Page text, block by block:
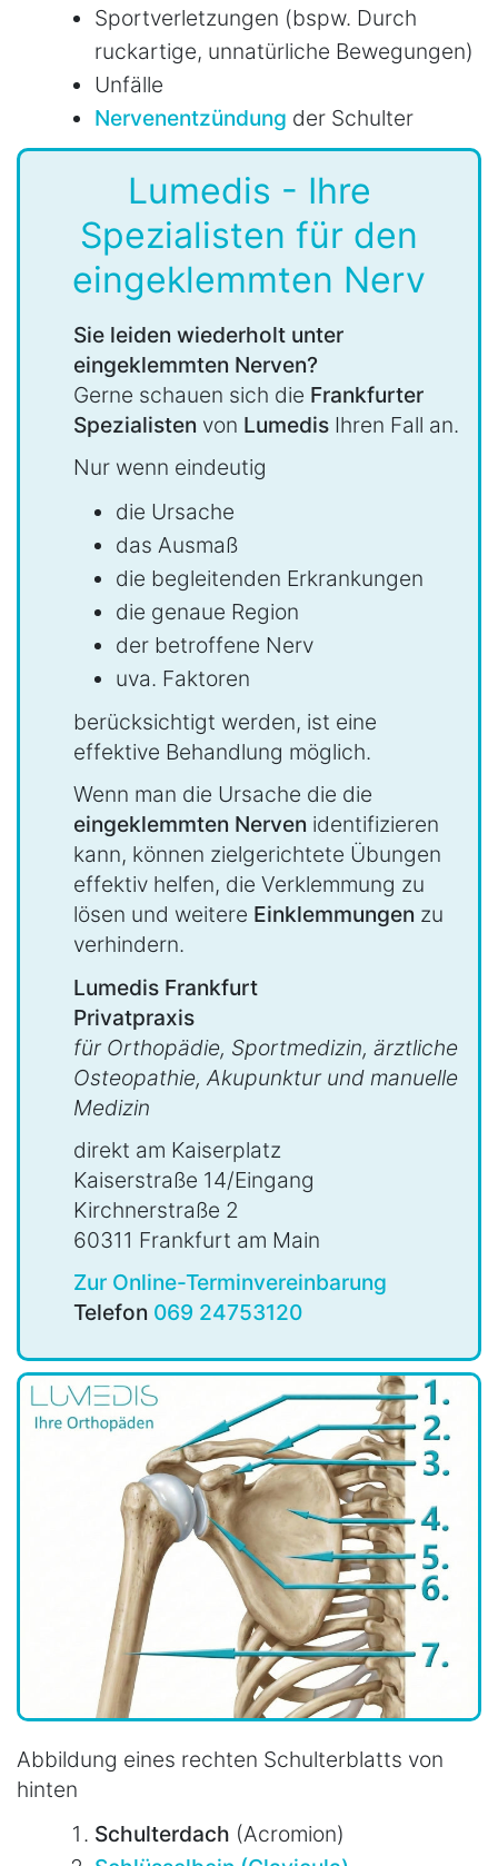
Sportverletzungen (bspw. Durch
ruckartige, unnatürliche Bewegungen)
Unfälle
Nervenentzündung der Schulter
Lumedis - Ihre
Spezialisten für den
eingeklemmten Nerv
Sie leiden wiederholt unter
eingeklemmten Nerven?
Gerne schauen sich die Frankfurter
Spezialisten von Lumedis Ihren Fall an.
Nur wenn eindeutig
die Ursache
das Ausmaß
die begleitenden Erkrankungen
die genaue Region
der betroffene Nerv
uva. Faktoren
berücksichtigt werden, ist eine
effektive Behandlung möglich.
Wenn man die Ursache die die
eingeklemmten Nerven identifizieren
kann, können zielgerichtete Übungen
effektiv helfen, die Verklemmung zu
lösen und weitere Einklemmungen zu
verhindern.
Lumedis Frankfurt
Privatpraxis
für Orthopädie, Sportmedizin, ärztliche
Osteopathie, Akupunktur und manuelle
Medizin
direkt am Kaiserplatz
Kaiserstraße 14/Eingang
Kirchnerstraße 2
60311 Frankfurt am Main
Zur Online-Terminvereinbarung
Telefon 069 24753120
Abbildung eines rechten Schulterblatts von
hinten
Schulterdach (Acromion)